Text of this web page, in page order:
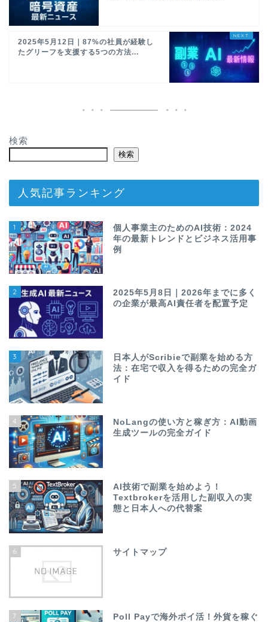
2025年5月12日｜87%の社員が経験し
たグリーフを支援する5つの方法...
検索
検索
人気記事ランキング
1
個人事業主のためのAI技術：2024
年の最新トレンドとビジネス活用事
例
2
2025年5月8日｜2026年までに多く
の企業が最高AI責任者を配置予定
3
日本人がScribieで副業を始める方
法：在宅で収入を得るための完全ガ
イド
4
NoLangの使い方と稼ぎ方：AI動画
生成ツールの完全ガイド
5
AI技術で副業を始めよう！
Textbrokerを活用した副収入の実
態と日本人への代替案
6 サイトマップ
7
Poll Payで海外ポイ活！外貨を稼ぐ